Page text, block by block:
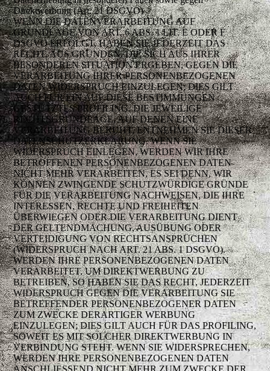
Direktwerbung (Art. 21 DSGVO)
WENN DIE DATENVERARBEITUNG AUF
GRUNDLAGE VON ART. 6 ABS. 1 LIT. E ODER F
DSGVO ERFOLGT, HABEN SIE JEDERZEIT DAS
RECHT, AUS GRÜNDEN, DIE SICH AUS IHRER
BESONDEREN SITUATION ERGEBEN, GEGEN DIE
VERARBEITUNG IHRER PERSONENBEZOGENEN
DATEN WIDERSPRUCH EINZULEGEN; DIES GILT
AUCH FÜR EIN AUF DIESE BESTIMMUNGEN
GESTÜTZTES PROFILING. DIE JEWEILIGE
RECHTSGRUNDLAGE, AUF DENEN EINE
VERARBEITUNG BERUHT, ENTNEHMEN SIE DIESER
DATENSCHUTZERKLÄRUNG. WENN SIE
WIDERSPRUCH EINLEGEN, WERDEN WIR IHRE
BETROFFENEN PERSONENBEZOGENEN DATEN
NICHT MEHR VERARBEITEN, ES SEI DENN, WIR
KÖNNEN ZWINGENDE SCHUTZWÜRDIGE GRÜNDE
FÜR DIE VERARBEITUNG NACHWEISEN, DIE IHRE
INTERESSEN, RECHTE UND FREIHEITEN
ÜBERWIEGEN ODER DIE VERARBEITUNG DIENT
DER GELTENDMACHUNG, AUSÜBUNG ODER
VERTEIDIGUNG VON RECHTSANSPRÜCHEN
(WIDERSPRUCH NACH ART. 21 ABS. 1 DSGVO).
WERDEN IHRE PERSONENBEZOGENEN DATEN
VERARBEITET, UM DIREKTWERBUNG ZU
BETREIBEN, SO HABEN SIE DAS RECHT, JEDERZEIT
WIDERSPRUCH GEGEN DIE VERARBEITUNG SIE
BETREFFENDER PERSONENBEZOGENER DATEN
ZUM ZWECKE DERARTIGER WERBUNG
EINZULEGEN; DIES GILT AUCH FÜR DAS PROFILING,
SOWEIT ES MIT SOLCHER DIREKTWERBUNG IN
VERBINDUNG STEHT. WENN SIE WIDERSPRECHEN,
WERDEN IHRE PERSONENBEZOGENEN DATEN
ANSCHLIESSEND NICHT MEHR ZUM ZWECKE DER